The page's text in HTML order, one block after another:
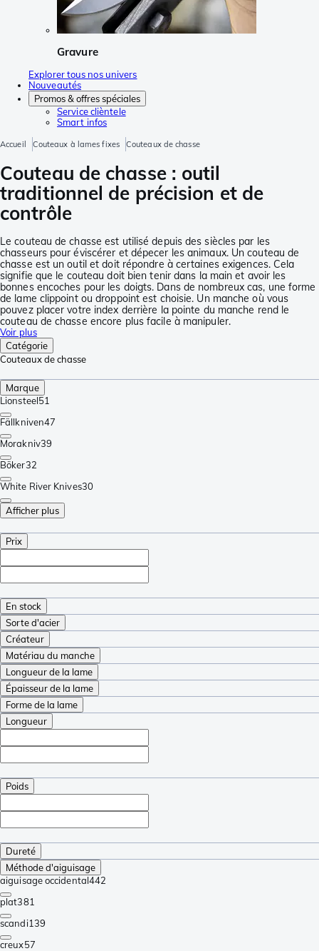
Gravure
Explorer tous nos univers
Nouveautés
Promos & offres spéciales
Service clièntele
Smart infos
Accueil Couteaux à lames fixes Couteaux de chasse
Couteau de chasse : outil
traditionnel de précision et de
contrôle
Le couteau de chasse est utilisé depuis des siècles par les
chasseurs pour éviscérer et dépecer les animaux. Un couteau de
chasse est un outil et doit répondre à certaines exigences. Cela
signifie que le couteau doit bien tenir dans la main et avoir les
bonnes encoches pour les doigts. Dans de nombreux cas, une forme
de lame clippoint ou droppoint est choisie. Un manche où vous
pouvez placer votre index derrière la pointe du manche rend le
couteau de chasse encore plus facile à manipuler.
Voir plus
Catégorie
Couteaux de chasse
Marque
Lionsteel51
Fällkniven47
Morakniv39
Böker32
White River Knives30
Afficher plus
Prix
En stock
Sorte d'acier
Créateur
Matériau du manche
Longueur de la lame
Épaisseur de la lame
Forme de la lame
Longueur
Poids
Dureté
Méthode d'aiguisage
aiguisage occidental442
plat381
scandi139
creux57